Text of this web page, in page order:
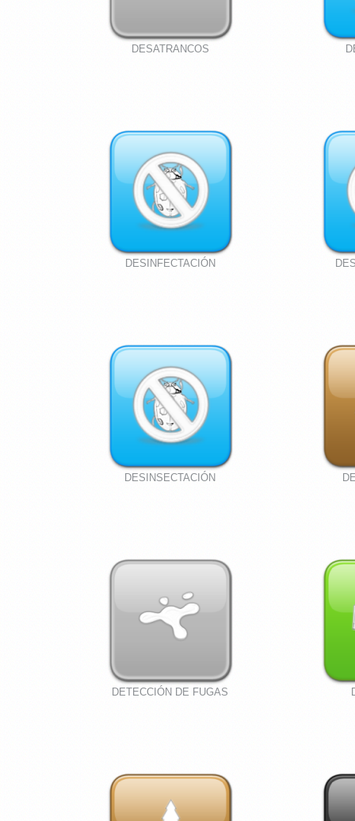
DESATRANCOS
DESINFECTACIÓN
DESINSECTACIÓN
DETECCIÓN DE FUGAS